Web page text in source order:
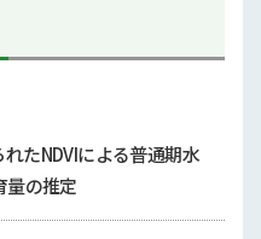
たNDVIによる普通期水
量の推定